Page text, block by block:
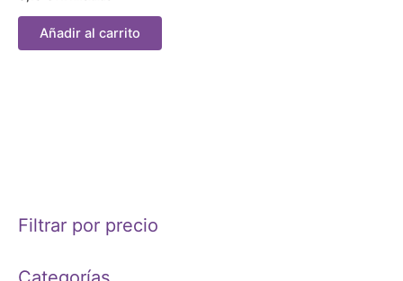
Filtrar por precio
Añadir al carrito